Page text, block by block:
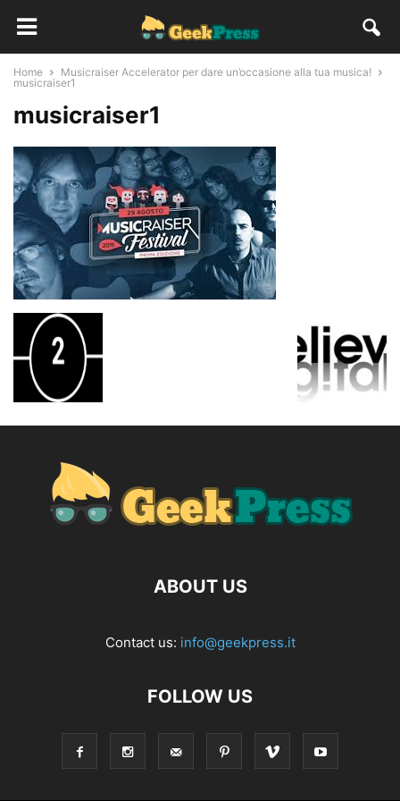
Home
Musicraiser Accelerator per dare un’occasione alla tua musica!
musicraiser1
musicraiser1
ABOUT US
Contact us: info@geekpress.it
FOLLOW US